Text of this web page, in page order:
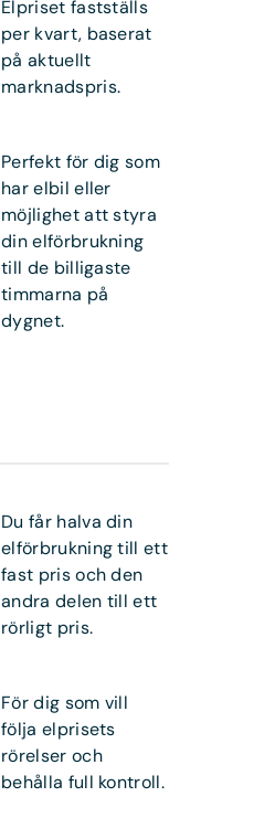
Elpriset fastställs
per kvart, baserat
på aktuellt
marknadspris.
Perfekt för dig som
har elbil eller
möjlighet att styra
din elförbrukning
till de billigaste
timmarna på
dygnet.
Du får halva din
elförbrukning till ett
fast pris och den
andra delen till ett
rörligt pris.
För dig som vill
följa elprisets
rörelser och
behålla full kontroll.